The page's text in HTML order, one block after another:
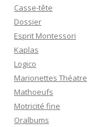
Casse-tête
Dossier
Esprit Montessori
Kaplas
Logico
Marionettes Théatre
Mathoeufs
Motricité fine
Oralbums